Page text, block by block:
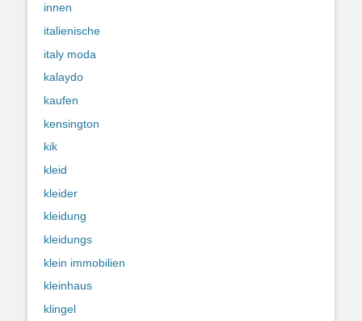
innen
italienische
italy moda
kalaydo
kaufen
kensington
kik
kleid
kleider
kleidung
kleidungs
klein immobilien
kleinhaus
klingel